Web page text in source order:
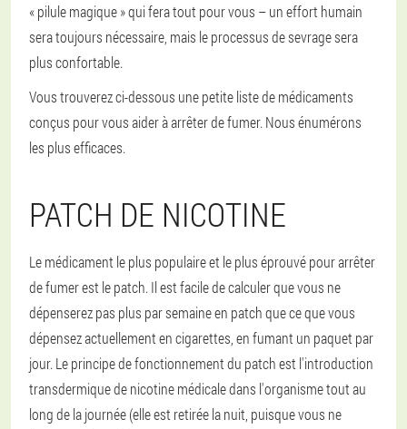
« pilule magique » qui fera tout pour vous – un effort humain
sera toujours nécessaire, mais le processus de sevrage sera
plus confortable.
Vous trouverez ci-dessous une petite liste de médicaments
conçus pour vous aider à arrêter de fumer. Nous énumérons
les plus efficaces.
PATCH DE NICOTINE
Le médicament le plus populaire et le plus éprouvé pour arrêter
de fumer est le patch. Il est facile de calculer que vous ne
dépenserez pas plus par semaine en patch que ce que vous
dépensez actuellement en cigarettes, en fumant un paquet par
jour. Le principe de fonctionnement du patch est l'introduction
transdermique de nicotine médicale dans l'organisme tout au
long de la journée (elle est retirée la nuit, puisque vous ne